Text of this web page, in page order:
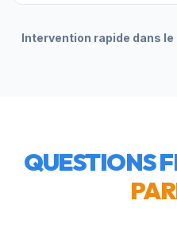
Intervention rapide dans
QUESTIONS